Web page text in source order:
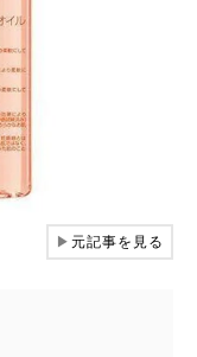
▶元記事を見る